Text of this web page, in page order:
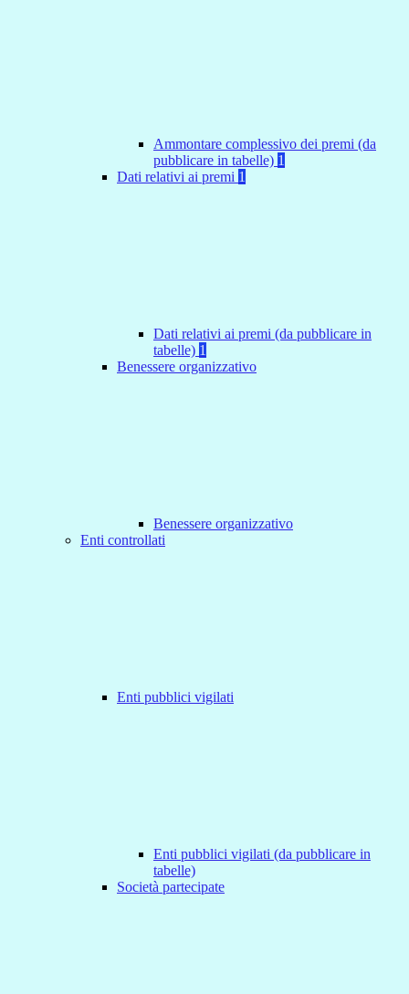
Ammontare complessivo dei premi (da
pubblicare in tabelle) 1
Dati relativi ai premi 1
Dati relativi ai premi (da pubblicare in
tabelle) 1
Benessere organizzativo
Benessere organizzativo
Enti controllati
Enti pubblici vigilati
Enti pubblici vigilati (da pubblicare in
tabelle)
Società partecipate